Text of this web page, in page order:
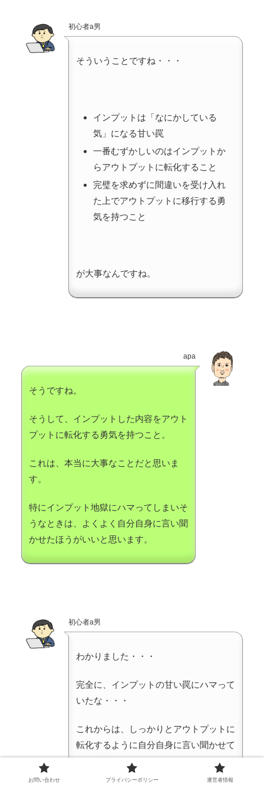
初心者a男
そういうことですね・・・
インプットは「なにかしている
気」になる甘い罠
一番むずかしいのはインプットか
らアウトプットに転化すること
完璧を求めずに間違いを受け入れ
た上でアウトプットに移行する勇
気を持つこと
が大事なんですね。
apa
そうですね。
そうして、インプットした内容をアウト
プットに転化する勇気を持つこと。
これは、本当に大事なことだと思いま
す。
特にインプット地獄にハマってしまいそ
うなときは、よくよく自分自身に言い聞
かせたほうがいいと思います。
初心者a男
わかりました・・・
完全に、インプットの甘い罠にハマって
いたな・・・
これからは、しっかりとアウトプットに
転化するように自分自身に言い聞かせて
いきます。
お問い合わせ プライバシーポリシー 運営者情報